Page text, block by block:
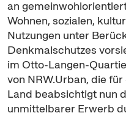
an
Wohnen, sozialen,
Nutzungen unter
Denkmalschutzes
im Otto-Langen-
von NRW.Urban, die
Land beabsichtigt nun
unmittelbarer Erwerb